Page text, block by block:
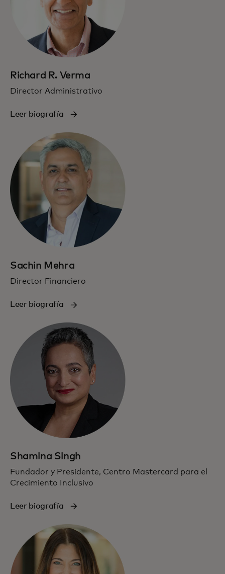
Richard R. Verma
Director Administrativo
Leer biografía
Sachin Mehra
Director Financiero
Leer biografía
Shamina Singh
Fundador y Presidente, Centro Mastercard para el
Crecimiento Inclusivo
Leer biografía